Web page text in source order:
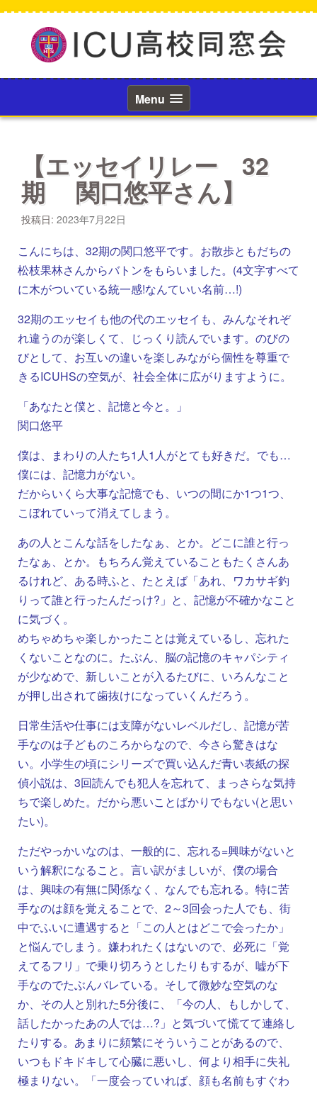
へ
ッ
Menu
【エッセイリレー 32
期 関口悠平さん】
投稿日: 2023年7月22日
こんにちは、32期の関口悠平です。お散歩ともだちの
松枝果林さんからバトンをもらいました。(4文字すべて
に木がついている統一感!なんていい名前…!)
32期のエッセイも他の代のエッセイも、みんなそれぞ
れ違うのが楽しくて、じっくり読んでいます。のびの
びとして、お互いの違いを楽しみながら個性を尊重で
きるICUHSの空気が、社会全体に広がりますように。
「あなたと僕と、記憶と今と。」
関口悠平
僕は、まわりの人たち1人1人がとても好きだ。でも…
僕には、記憶力がない。
だからいくら大事な記憶でも、いつの間にか1つ1つ、
こぼれていって消えてしまう。
あの人とこんな話をしたなぁ、とか。どこに誰と行っ
たなぁ、とか。もちろん覚えていることもたくさんあ
るけれど、ある時ふと、たとえば「あれ、ワカサギ釣
りって誰と行ったんだっけ?」と、記憶が不確かなこと
に気づく。
めちゃめちゃ楽しかったことは覚えているし、忘れた
くないことなのに。たぶん、脳の記憶のキャパシティ
が少なめで、新しいことが入るたびに、いろんなこと
が押し出されて歯抜けになっていくんだろう。
日常生活や仕事には支障がないレベルだし、記憶が苦
手なのは子どものころからなので、今さら驚きはな
い。小学生の頃にシリーズで買い込んだ青い表紙の探
偵小説は、3回読んでも犯人を忘れて、まっさらな気持
ちで楽しめた。だから悪いことばかりでもない(と思い
たい)。
ただやっかいなのは、一般的に、忘れる=興味がないと
いう解釈になること。言い訳がましいが、僕の場合
は、興味の有無に関係なく、なんでも忘れる。特に苦
手なのは顔を覚えることで、2～3回会った人でも、街
中でふいに遭遇すると「この人とはどこで会ったか」
と悩んでしまう。嫌われたくはないので、必死に「覚
えてるフリ」で乗り切ろうとしたりもするが、嘘が下
手なのでたぶんバレている。そして微妙な空気のな
か、その人と別れた5分後に、「今の人、もしかして、
話したかったあの人では…?」と気づいて慌てて連絡し
たりする。あまりに頻繁にそういうことがあるので、
いつもドキドキして心臓に悪いし、何より相手に失礼
極まりない。「一度会っていれば、顔も名前もすぐわ